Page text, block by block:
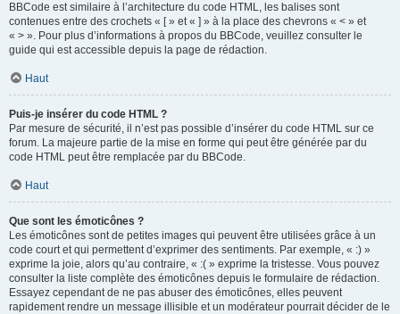
BBCode est similaire à l’architecture du code HTML, les balises sont
contenues entre des crochets « [ » et « ] » à la place des chevrons « < » et
« > ». Pour plus d’informations à propos du BBCode, veuillez consulter le
guide qui est accessible depuis la page de rédaction.
Haut
Puis-je insérer du code HTML ?
Par mesure de sécurité, il n’est pas possible d’insérer du code HTML sur ce
forum. La majeure partie de la mise en forme qui peut être générée par du
code HTML peut être remplacée par du BBCode.
Haut
Que sont les émoticônes ?
Les émoticônes sont de petites images qui peuvent être utilisées grâce à un
code court et qui permettent d’exprimer des sentiments. Par exemple, « :) »
exprime la joie, alors qu’au contraire, « :( » exprime la tristesse. Vous pouvez
consulter la liste complète des émoticônes depuis le formulaire de rédaction.
Essayez cependant de ne pas abuser des émoticônes, elles peuvent
rapidement rendre un message illisible et un modérateur pourrait décider de le